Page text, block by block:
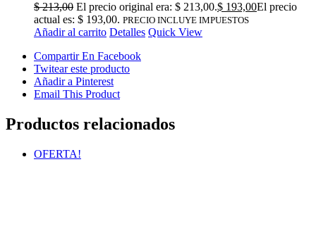
$213,00 El precio original era: $ 213,00.$ 193,00El precio
actual es: $ 193,00. PRECIO INCLUYE IMPUESTOS
Añadir al carrito Detalles Quick View
Compartir En Facebook
Twitear este producto
Añadir a Pinterest
Email This Product
Productos relacionados
OFERTA!